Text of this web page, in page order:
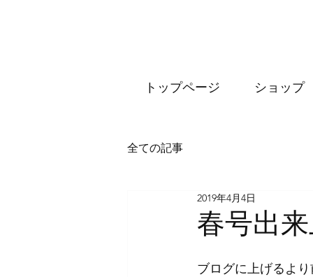
トップページ ショップ
全ての記事
春号出
2019年4月4日
ブログに上げるよ